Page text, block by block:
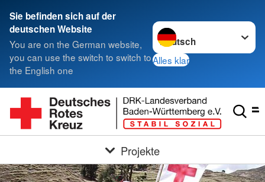
Sie befinden sich auf der
deutschen Website
You are on the German website,
you can use the switch to switch to
the English one
Sprache wechseln zu
Alles klar
Projekte